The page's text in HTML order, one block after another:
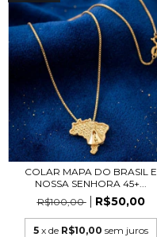
COLAR MAPA DO BRASIL E
NOSSA SENHORA 45+...
R$100,00
R$50,00
5 x de R$10,00 sem juros